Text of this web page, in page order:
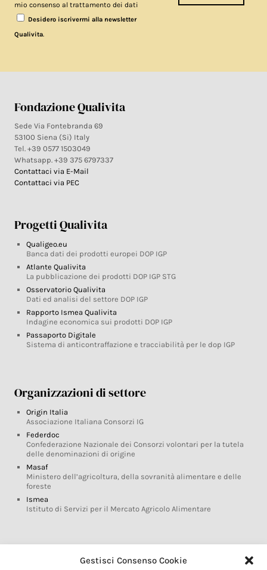
Gestisci Consenso Cookie
mio consenso al trattamento dei dati
Desidero iscrivermi alla newsletter
Qualivita.
Fondazione Qualivita
Sede Via Fontebranda 69
53100 Siena (Si) Italy
Tel. +39 0577 1503049
Whatsapp. +39 375 6797337
Contattaci via E-Mail
Contattaci via PEC
Progetti Qualivita
Qualigeo.eu
Banca dati dei prodotti europei DOP IGP
Atlante Qualivita
La pubblicazione dei prodotti DOP IGP STG
Osservatorio Qualivita
Dati ed analisi del settore DOP IGP
Rapporto Ismea Qualivita
Indagine economica sui prodotti DOP IGP
Passaporto Digitale
Sistema di anticontraffazione e tracciabilità per le dop IGP
Organizzazioni di settore
Origin Italia
Associazione Italiana Consorzi IG
Federdoc
Confederazione Nazionale dei Consorzi volontari per la tutela
delle denominazioni di origine
Masaf
Ministero dell’agricoltura, della sovranità alimentare e delle
foreste
Ismea
Istituto di Servizi per il Mercato Agricolo Alimentare
Glossario DOP IGP